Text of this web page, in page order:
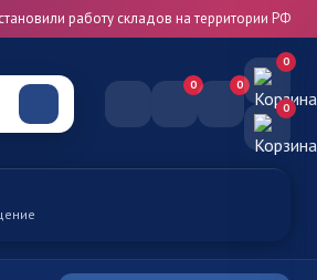
работу складов на территории РФ
0 0
0
0